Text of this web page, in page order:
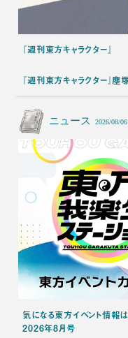
『週刊東方キャラクター』
『週刊東方キャラクター』塵
ニュース 2026/08/06
気になる東方イベント情報は
2026年8月号